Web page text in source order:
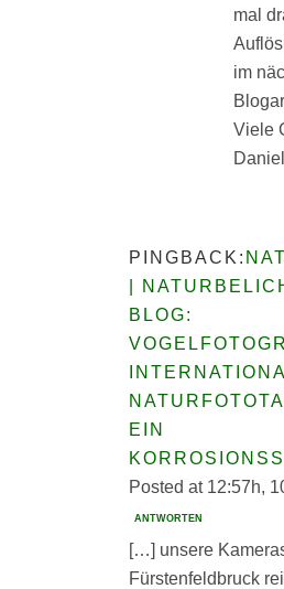
mal
im
Viele
Daniel
PINGBACK:
|
BLOG:
EIN
Posted at 12:57h,
ANTWORTEN
[…] unsere
Fürstenfeldbruck